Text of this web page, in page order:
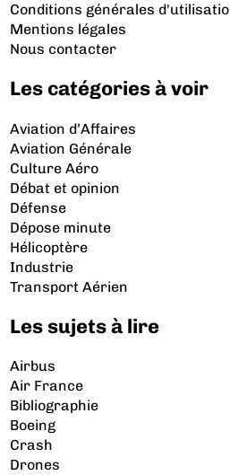
Conditions générales
Mentions légales
Nous contacter
Les catégories à voir
Aviation d’Affaires
Aviation Générale
Culture Aéro
Débat et opinion
Défense
Dépose minute
Hélicoptère
Industrie
Transport Aérien
Les sujets à lire
Airbus
Air France
Bibliographie
Boeing
Crash
Drones